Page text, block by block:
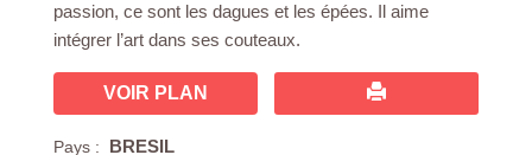
passion, ce sont les dagues et les épées. Il aime
intégrer l’art dans ses couteaux.
VOIR PLAN
Pays : BRESIL